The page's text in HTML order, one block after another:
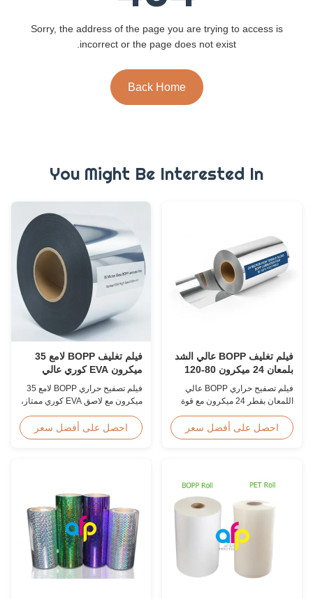
Sorry, the address of the page you are trying to access is
incorrect or the page does not exist.
Back Home
You Might Be Interested In
فيلم تغليف BOPP عالي الشد
بلمعان 24 ميكرون 80-120
درجة مئوية ما بعد الطباعةفيلم تصفيح حراري BOPP عالي
اللمعان بقطر 24 ميكرون مع قوة
حرارة التشغيل 80-120 درجة مئوية،
وسرعة تصفيح 60 م/دقيقة، مُحسّن
احصل على أفضل سعر
فيلم تغليف BOPP لامع 35
ميكرون EVA كوري عالي
السرعة 60 متر/دقيقة
فيلم تصفيح حراري BOPP لامع 35
ميكرون مع لاصق EVA كوري ممتاز،
م/دقيقة، وضوح بصري 92%، مصمم
لغلاف الكتب كبيرة الحجم وتصفيح
احصل على أفضل سعر